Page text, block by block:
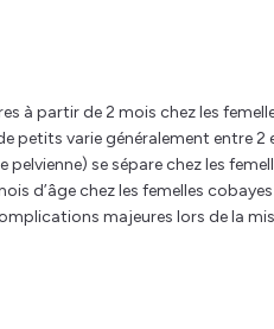
à partir de 2 mois chez les
petits varie généralement entre
pelvienne) se sépare chez les
d’âge chez les femelles
majeures lors de la